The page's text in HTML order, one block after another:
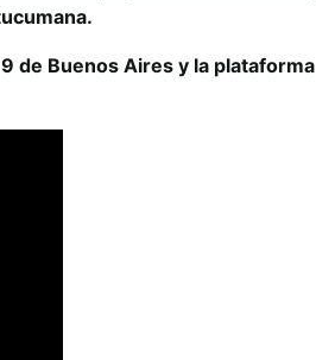
de Buenos Aires y la plataforma